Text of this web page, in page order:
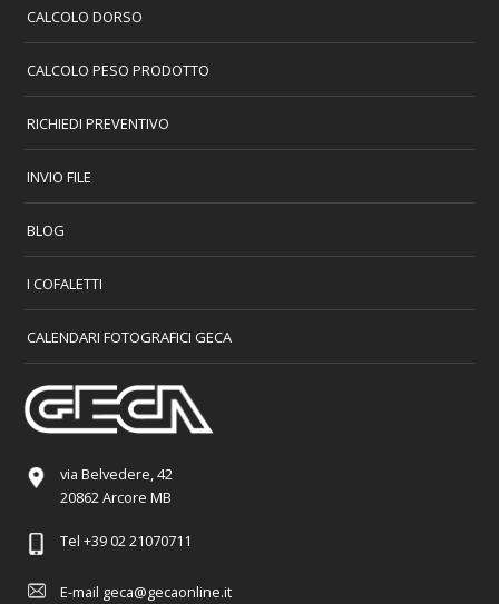
CALCOLO DORSO
CALCOLO PESO PRODOTTO
RICHIEDI PREVENTIVO
INVIO FILE
BLOG
I COFALETTI
CALENDARI FOTOGRAFICI GECA
via Belvedere, 42
20862 Arcore MB
Tel +39 02 21070711
E-mail geca@gecaonline.it